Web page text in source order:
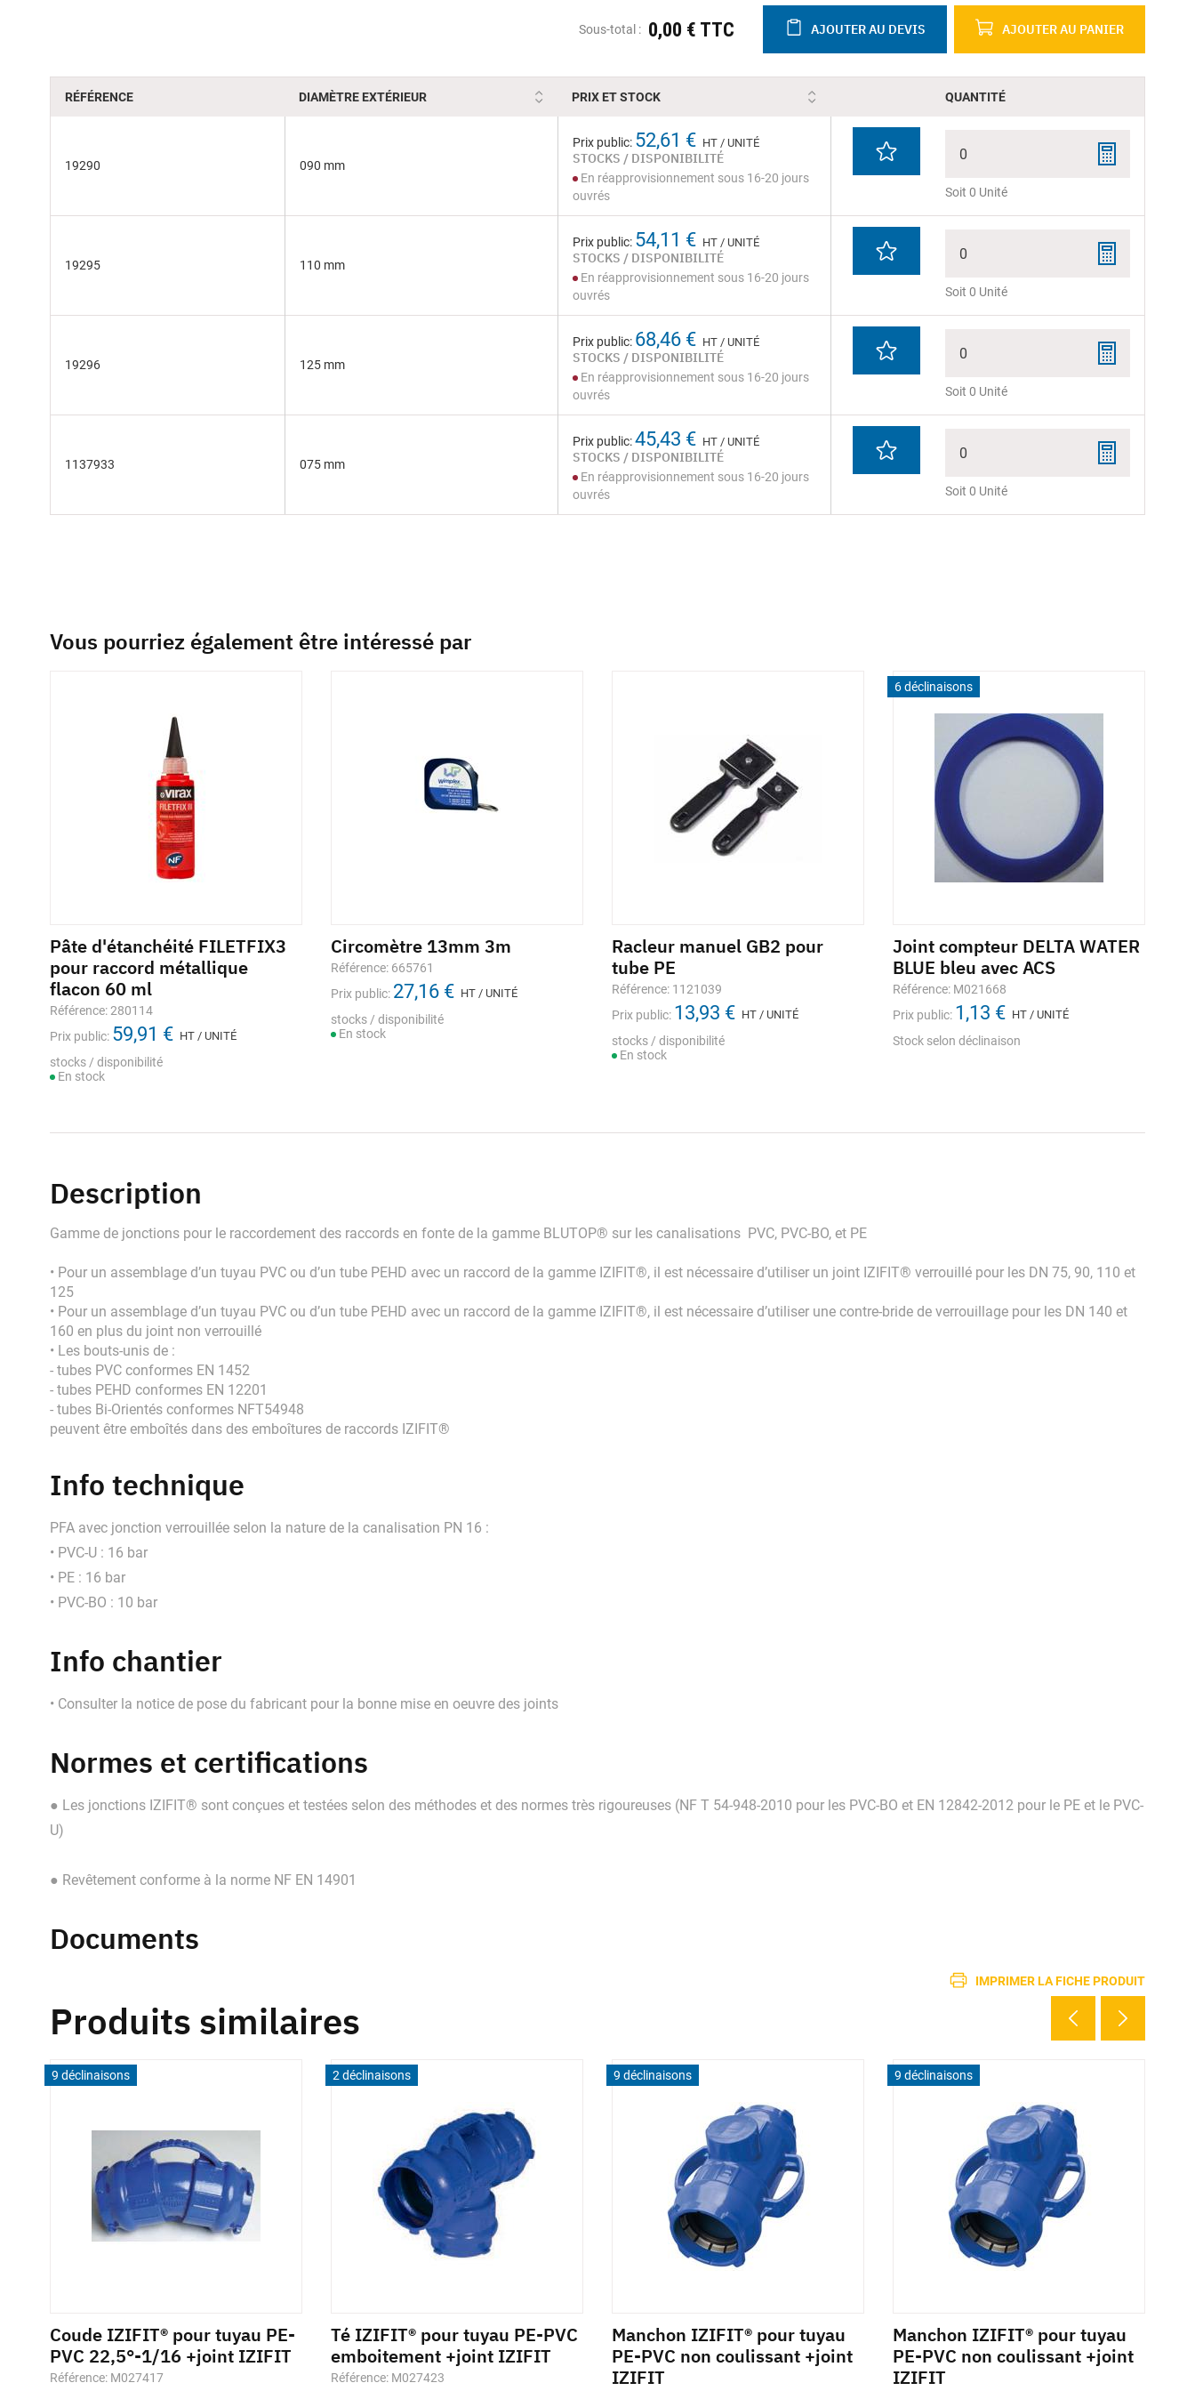
Sous-total : 0,00 € TTC AJOUTER AU DEVIS AJOUTER AU PANIER
RÉFÉRENCE DIAMÈTRE EXTÉRIEUR PRIX ET STOCK QUANTITÉ
19290 090 mm
Prix public: 52,61 € HT / UNITÉ
STOCKS / DISPONIBILITÉ
En réapprovisionnement sous 16-20 jours
ouvrés
0
Soit 0 Unité
19295 110 mm
Prix public: 54,11 € HT / UNITÉ
STOCKS / DISPONIBILITÉ
En réapprovisionnement sous 16-20 jours
ouvrés
0
Soit 0 Unité
19296 125 mm
Prix public: 68,46 € HT / UNITÉ
STOCKS / DISPONIBILITÉ
En réapprovisionnement sous 16-20 jours
ouvrés
0
Soit 0 Unité
1137933 075 mm
Prix public:45,43 € HT / UNITÉ
STOCKS / DISPONIBILITÉ
En réapprovisionnement sous 16-20 jours
ouvrés
0
Soit 0 Unité
Vous pourriez également être intéressé par
Pâte d'étanchéité FILETFIX3
pour raccord métallique
flacon 60 ml
Référence: 280114
Prix public: 59,91 € HT / UNITÉ
stocks / disponibilité
En stock
Circomètre 13mm 3m
Référence: 665761
Prix public: 27,16 € HT / UNITÉ
stocks / disponibilité
En stock
Racleur manuel GB2 pour
tube PE
Référence: 1121039
Prix public: 13,93 € HT / UNITÉ
stocks / disponibilité
En stock
6 déclinaisons
Joint compteur DELTA WATER
BLUE bleu avec ACS
Référence: M021668
Prix public: 1,13 € HT / UNITÉ
Stock selon déclinaison
Description
Gamme de jonctions pour le raccordement des raccords en fonte de la gamme BLUTOP® sur les canalisations PVC, PVC-BO, et PE
• Pour un assemblage d’un tuyau PVC ou d’un tube PEHD avec un raccord de la gamme IZIFIT®, il est nécessaire d’utiliser un joint IZIFIT® verrouillé pour les DN 75, 90, 110 et
125
• Pour un assemblage d’un tuyau PVC ou d’un tube PEHD avec un raccord de la gamme IZIFIT®, il est nécessaire d’utiliser une contre-bride de verrouillage pour les DN 140 et
160 en plus du joint non verrouillé
• Les bouts-unis de :
- tubes PVC conformes EN 1452
- tubes PEHD conformes EN 12201
- tubes Bi-Orientés conformes NFT54948
peuvent être emboîtés dans des emboîtures de raccords IZIFIT®
Info technique
PFA avec jonction verrouillée selon la nature de la canalisation PN 16 :
• PVC-U : 16 bar
• PE : 16 bar
• PVC-BO : 10 bar
Info chantier
• Consulter la notice de pose du fabricant pour la bonne mise en oeuvre des joints
Normes et certifications
● Les jonctions IZIFIT® sont conçues et testées selon des méthodes et des normes très rigoureuses (NF T 54-948-2010 pour les PVC-BO et EN 12842-2012 pour le PE et le PVC-
U)
● Revêtement conforme à la norme NF EN 14901
Documents
IMPRIMER LA FICHE PRODUIT
Produits similaires
9 déclinaisons
Coude IZIFIT® pour tuyau PE-
PVC 22,5°-1/16 +joint IZIFIT
Référence: M027417
2 déclinaisons
Té IZIFIT® pour tuyau PE-PVC
emboitement +joint IZIFIT
Référence: M027423
9 déclinaisons
Manchon IZIFIT® pour tuyau
PE-PVC non coulissant +joint
IZIFIT
9 déclinaisons
Manchon IZIFIT® pour tuyau
PE-PVC non coulissant +joint
IZIFIT